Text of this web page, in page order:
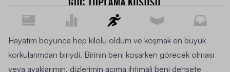
Hayatım boyunca hep kilolu oldum ve koşmak en büyük
korkularımdan biriydi. Birinin beni koşarken görecek olması
veya ayaklarımın, dizlerimin acıma ihtimali beni dehşete